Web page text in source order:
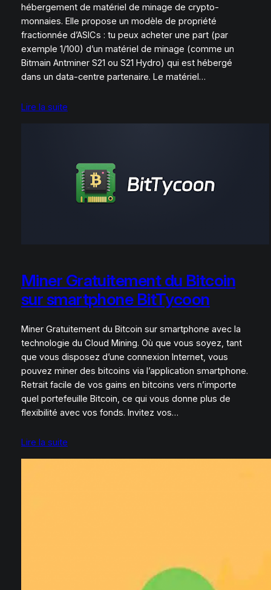
hébergement de matériel de minage de crypto-
monnaies. Elle propose un modèle de propriété
fractionnée d’ASICs : tu peux acheter une part (par
exemple 1/100) d’un matériel de minage (comme un
Bitmain Antminer S21 ou S21 Hydro) qui est hébergé
dans un data-centre partenaire. Le matériel…
Lire la suite
Miner Gratuitement du Bitcoin
sur smartphone BitTycoon
Miner Gratuitement du Bitcoin sur smartphone avec la
technologie du Cloud Mining. Où que vous soyez, tant
que vous disposez d’une connexion Internet, vous
pouvez miner des bitcoins via l’application smartphone.
Retrait facile de vos gains en bitcoins vers n’importe
quel portefeuille Bitcoin, ce qui vous donne plus de
flexibilité avec vos fonds. Invitez vos…
Lire la suite